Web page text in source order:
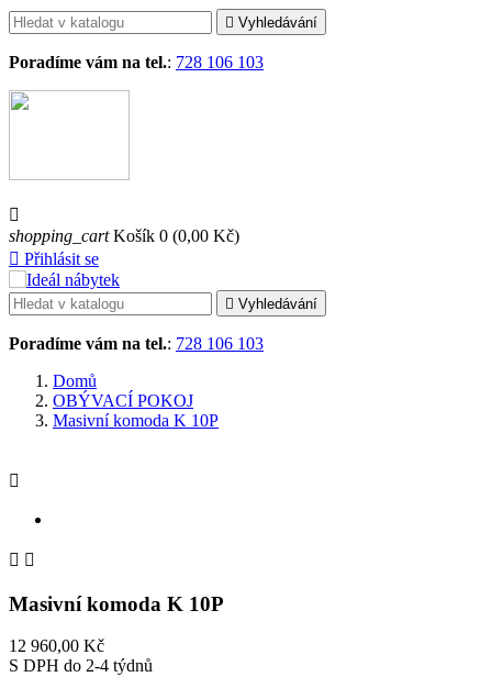
 Vyhledávání
Poradíme vám na tel.: 728 106 103

shopping_cart Košík 0 (0,00 Kč)
 Přihlásit se
 Vyhledávání
Poradíme vám na tel.: 728 106 103
Domů
OBÝVACÍ POKOJ
Masivní komoda K 10P

 
Masivní komoda K 10P
12 960,00 Kč
S DPH do 2-4 týdnů